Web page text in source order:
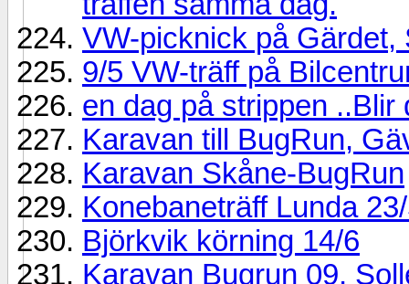
VW-picknick på Gärdet,
9/5 VW-träff på
en dag på strippen ..Blir
Karavan till BugRun,
Karavan Skåne-BugRun
Konebaneträff Lunda
Björkvik körning 14/6
Karavan Bugrun 09,